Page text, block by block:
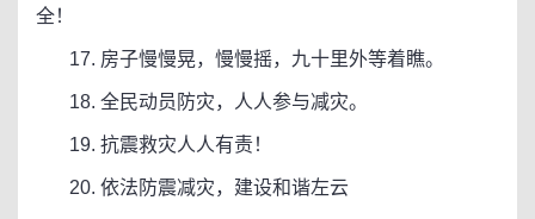
全！
17. 房子慢慢晃，慢慢摇，九十里外等着瞧。
18. 全民动员防灾，人人参与减灾。
19. 抗震救灾人人有责！
20. 依法防震减灾，建设和谐左云